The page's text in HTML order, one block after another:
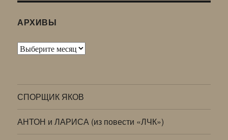
АРХИВЫ
Архивы
СПОРЩИК ЯКОВ
АНТОН и ЛАРИСА (из повести «ЛЧК»)